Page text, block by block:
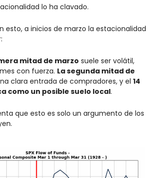
lo ha clavado.
esto, a inicios de marzo la estacionalidad
mitad de marzo suele ser volátil,
con fuerza. La segunda mitad de
clara entrada de compradores, y el 14
como un posible suelo local.
que esto es solo un argumento de los